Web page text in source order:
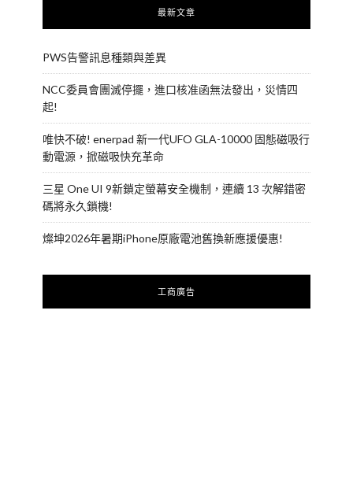
最新文章
PWS告警訊息種類與差異
NCC委員會團滅停擺，進口核准函無法發出，災情四
起!
唯快不破! enerpad 新一代UFO GLA-10000 固態磁吸行
動電源，掀磁吸快充革命
三星 One UI 9新鎖定螢幕安全機制，連續 13 次解錯密
碼將永久鎖機!
燦坤2026年暑期iPhone原廠電池舊換新應援優惠!
工商廣告